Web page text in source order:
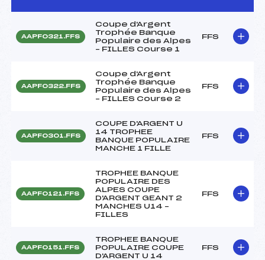
AAPF0321.FFS
Coupe d'Argent
Trophée Banque
Populaire des Alpes
– FILLES Course 1
FFS
AAPF0322.FFS
Coupe d'Argent
Trophée Banque
Populaire des Alpes
– FILLES Course 2
FFS
AAPF0301.FFS
COUPE D'ARGENT U
14 TROPHEE
BANQUE POPULAIRE
MANCHE 1 FILLE
FFS
AAPF0121.FFS
TROPHEE BANQUE
POPULAIRE DES
ALPES COUPE
D'ARGENT GEANT 2
MANCHES U14 –
FILLES
FFS
AAPF0151.FFS
TROPHEE BANQUE
POPULAIRE COUPE
D'ARGENT U 14
FFS